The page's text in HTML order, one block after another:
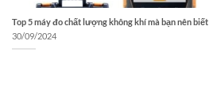
Top 5 máy đo chất lượng không khí mà bạn nên biết
30/09/2024